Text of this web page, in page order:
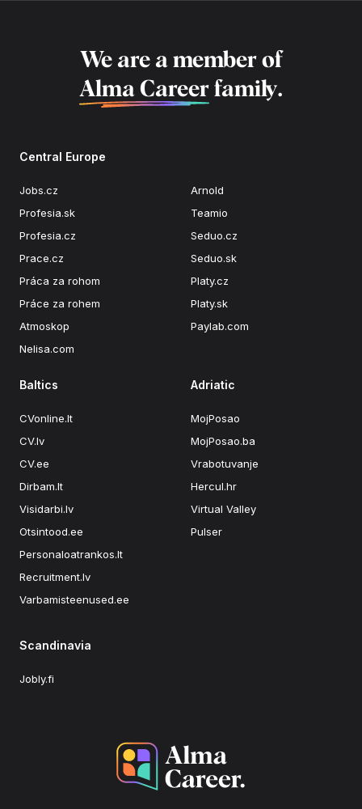
We are a member of
Alma Career family.
Central Europe
Jobs.cz
Profesia.sk
Profesia.cz
Prace.cz
Práca za rohom
Práce za rohem
Atmoskop
Nelisa.com
Arnold
Teamio
Seduo.cz
Seduo.sk
Platy.cz
Platy.sk
Paylab.com
Baltics
CVonline.lt
CV.lv
CV.ee
Dirbam.lt
Visidarbi.lv
Otsintood.ee
Personaloatrankos.lt
Recruitment.lv
Varbamisteenused.ee
Adriatic
MojPosao
MojPosao.ba
Vrabotuvanje
Hercul.hr
Virtual Valley
Pulser
Scandinavia
Jobly.fi